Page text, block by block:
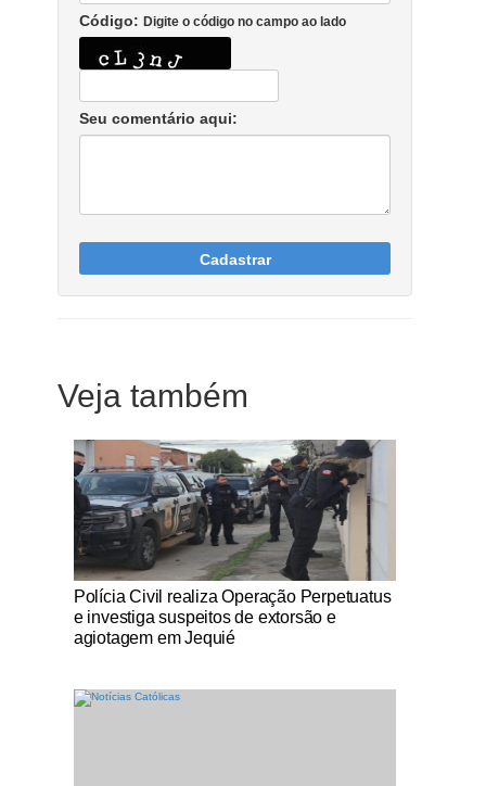
Código: Digite o código no campo ao lado
Seu comentário aqui:
Cadastrar
Veja também
Notícias Católicas
Polícia Civil realiza Operação Perpetuatus
e investiga suspeitos de extorsão e
agiotagem em Jequié